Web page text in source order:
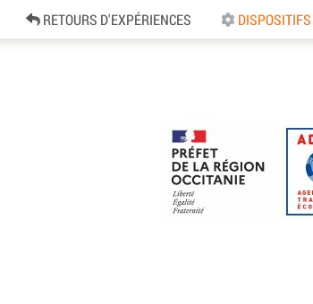
RETOURS D'EXPÉRIENCES